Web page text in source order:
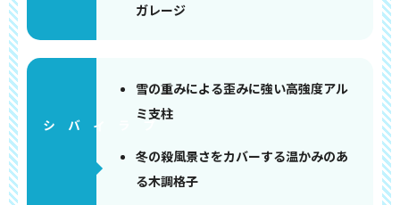
ガレージ
雪の重みによる歪みに強い高強度アル
ミ支柱
冬の殺風景さをカバーする温かみのあ
る木調格子